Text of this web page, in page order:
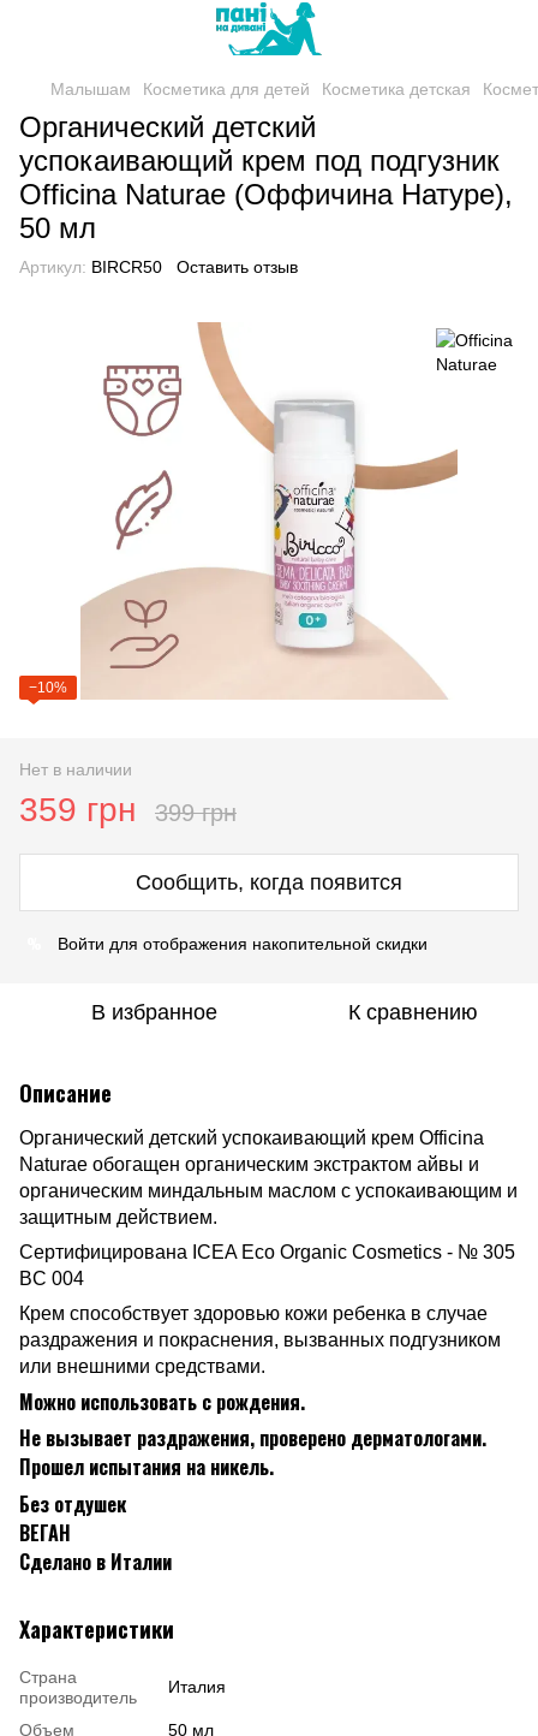
Малышам Косметика для детей Косметика детская
Органический детский
успокаивающий крем под подгузник
Officina Naturae (Оффичина Натуре),
50 мл
Артикул: BIRCR50 Оставить отзыв
−10%
Нет в наличии
359 грн 399 грн
Сообщить, когда появится
Войти для отображения накопительной скидки
В избранное К сравнению
Описание
Органический детский успокаивающий крем Officina
Naturae обогащен органическим экстрактом айвы и
органическим миндальным маслом с успокаивающим и
защитным действием.
Сертифицирована ICEA Eco Organic Cosmetics - № 305
BC 004
Крем способствует здоровью кожи ребенка в случае
раздражения и покраснения, вызванных подгузником
или внешними средствами.
Можно использовать с рождения.
Не вызывает раздражения, проверено дерматологами.
Прошел испытания на никель.
Без отдушек
ВЕГАН
Сделано в Италии
Характеристики
Страна
производитель
Италия
Объем
50 мл